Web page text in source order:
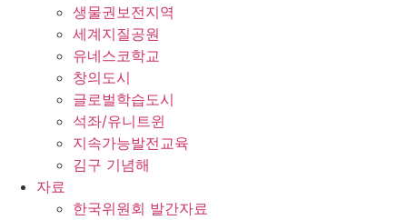
생물권보전지역
세계지질공원
유네스코학교
창의도시
글로벌학습도시
석좌/유니트윈
지속가능발전교육
김구 기념해
자료
한국위원회 발간자료